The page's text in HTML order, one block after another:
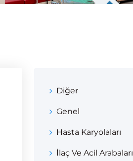
Diğer
Genel
Hasta Karyolaları
İlaç Ve Acil Arabaları